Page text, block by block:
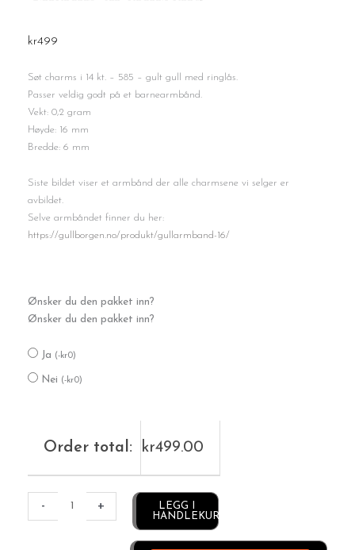
kr499
Søt charms i 14 kt. – 585 – gult gull med ringlås.
Passer veldig godt på et barnearmbånd.
Vekt: 0,2 gram
Høyde: 16 mm
Bredde: 6 mm
Siste bildet viser et armbånd der alle charmsene vi selger er
avbildet.
Selve armbåndet finner du her:
https://gullborgen.no/produkt/gullarmband-16/
Ønsker du den pakket inn?
Ønsker du den pakket inn?
Ja (-kr0)
Nei (-kr0)
Order total: kr499.00
-
til
armbånd
+
LEGG I
HANDLEKURV